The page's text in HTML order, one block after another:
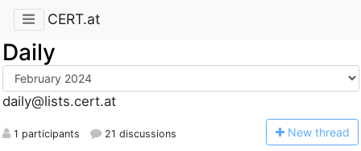
CERT.at
Daily
daily@lists.cert.at
1 participants 21 discussions New thread